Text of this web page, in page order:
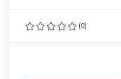
(0)